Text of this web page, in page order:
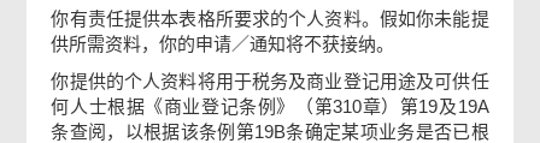
你有责任提供本表格所要求的个人资料。假如你未能提
供所需资料，你的申请／通知将不获接纳。
你提供的个人资料将用于税务及商业登记用途及可供任
何人士根据《商业登记条例》（第310章）第19及19A
条查阅，以根据该条例第19B条确定某项业务是否已根